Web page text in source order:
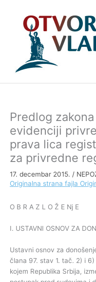
Predlog
evidenciji
prava lica
za privredne
17. decembar 2015. /
Originalna strana fajla
O B R A Z L O Ž E Nj E
I. USTAVNI OSNOV ZA
Ustavni osnov za
člana 97. stav 1. tač. 2) i
kojem Republika Srbija,